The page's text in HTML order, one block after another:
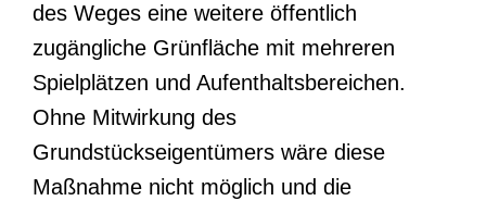
des Weges eine weitere öffentlich
zugängliche Grünfläche mit mehreren
Spielplätzen und Aufenthaltsbereichen.
Ohne Mitwirkung des
Grundstückseigentümers wäre diese
Maßnahme nicht möglich und die